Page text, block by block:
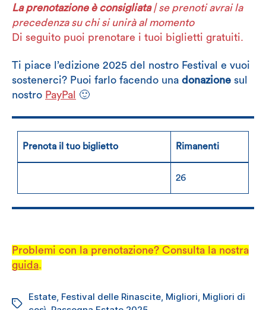
La prenotazione è consigliata |se prenoti avrai la
precedenza su chi si unirà al momento
Di seguito puoi prenotare i tuoi biglietti gratuiti.
Ti piace l’edizione 2025 del nostro Festival e vuoi
sostenerci? Puoi farlo facendo una donazione sul
nostro PayPal 🙂
Prenota il tuo biglietto Rimanenti
26
Problemi con la prenotazione? Consulta la nostra
guida.
Tag
Estate, Festival delle Rinascite, Migliori, Migliori di